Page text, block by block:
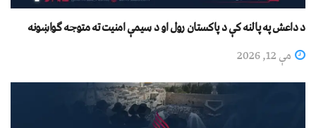
د داعش په پالنه کې د پاکستان رول او د سیمې امنیت ته متوجه ګواښونه
مې 12, 2026